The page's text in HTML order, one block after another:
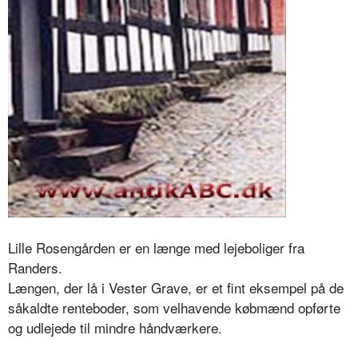
Lille Rosengården er en længe med lejeboliger fra
Randers.
Længen, der lå i Vester Grave, er et fint eksempel på de
såkaldte renteboder, som velhavende købmænd opførte
og udlejede til mindre håndværkere.